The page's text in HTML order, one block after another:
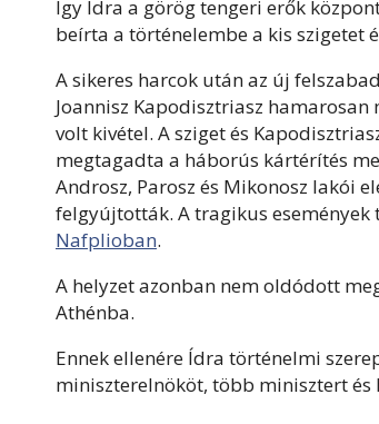
Így Ídra a görög tengeri erők
beírta a történelembe a kis szigetet
A sikeres harcok után az új
Joannisz Kapodisztriasz
volt kivétel. A sziget és
megtagadta a háborús kártérítés
Androsz, Parosz és Mikonosz lakói
felgyújtották. A tragikus
Nafplioban.
A helyzet azonban nem oldódott
Athénba.
Ennek ellenére Ídra történelmi
miniszterelnököt, több minisztert és